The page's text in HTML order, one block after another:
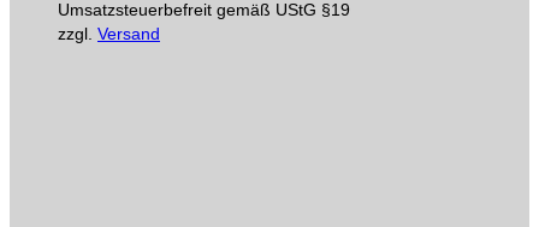
Umsatzsteuerbefreit gemäß UStG §19
zzgl. Versand